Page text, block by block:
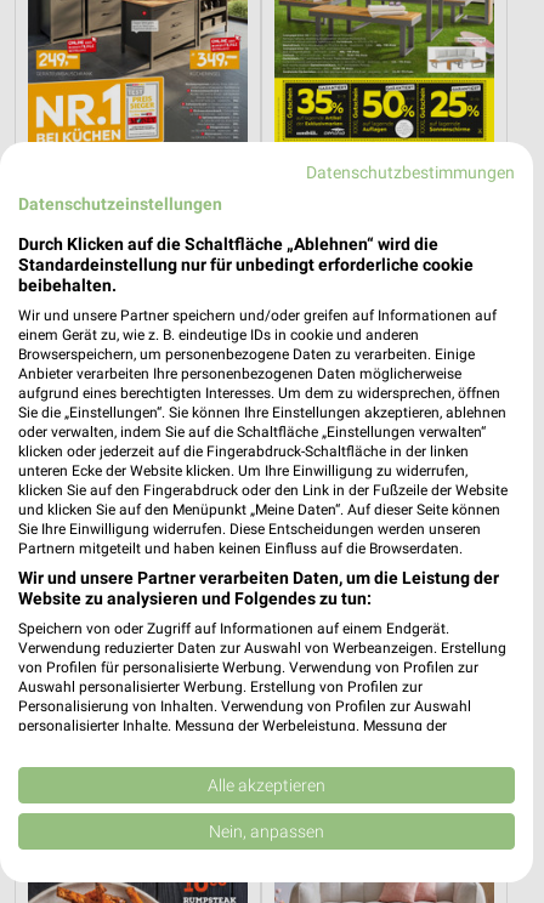
Küchen Preishits!
Gültig bis Fr. 21.08.
45,4 km
Gültig bis Fr. 28.08.
XXXLutz
45,4 km
Wohnideen so individuell wie du!
Gültig bis Fr. 14.08.
45,4 km
Musterring
Gültig bis Fr. 14.08.
Datenschutzbestimmungen
Datenschutzeinstellungen
Durch Klicken auf die Schaltfläche „Ablehnen“ wird die
Standardeinstellung nur für unbedingt erforderliche cookie
beibehalten.
Wir und unsere Partner speichern und/oder greifen auf Informationen auf
einem Gerät zu, wie z. B. eindeutige IDs in cookie und anderen
Browserspeichern, um personenbezogene Daten zu verarbeiten. Einige
Anbieter verarbeiten Ihre personenbezogenen Daten möglicherweise
aufgrund eines berechtigten Interesses. Um dem zu widersprechen, öffnen
Sie die „Einstellungen“. Sie können Ihre Einstellungen akzeptieren, ablehnen
oder verwalten, indem Sie auf die Schaltfläche „Einstellungen verwalten“
klicken oder jederzeit auf die Fingerabdruck-Schaltfläche in der linken
unteren Ecke der Website klicken. Um Ihre Einwilligung zu widerrufen,
klicken Sie auf den Fingerabdruck oder den Link in der Fußzeile der Website
und klicken Sie auf den Menüpunkt „Meine Daten“. Auf dieser Seite können
Sie Ihre Einwilligung widerrufen. Diese Entscheidungen werden unseren
Partnern mitgeteilt und haben keinen Einfluss auf die Browserdaten.
Wir und unsere Partner verarbeiten Daten, um die Leistung der
Website zu analysieren und Folgendes zu tun:
Speichern von oder Zugriff auf Informationen auf einem Endgerät.
Verwendung reduzierter Daten zur Auswahl von Werbeanzeigen. Erstellung
von Profilen für personalisierte Werbung. Verwendung von Profilen zur
Auswahl personalisierter Werbung. Erstellung von Profilen zur
Personalisierung von Inhalten. Verwendung von Profilen zur Auswahl
personalisierter Inhalte. Messung der Werbeleistung. Messung der
Kombinationen von Daten aus verschiedenen Quellen. Entwicklung und
Verbesserung der Angebote. Verwendung reduzierter Daten zur Auswahl
von Inhalten.
Daten können außerhalb der Europäischen Union weitergegeben und in die
USA gesendet werden.
Website/App.
Alle akzeptieren
Nein, anpassen